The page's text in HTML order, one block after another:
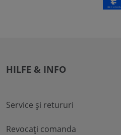
HILFE & INFO
Service și retururi
Revocați comanda